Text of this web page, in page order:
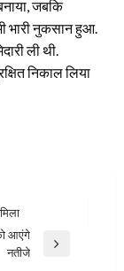
जबकि
भारी नुकसान हुआ.
ली थी.
निकाल लिया
आएंगे
नतीजे